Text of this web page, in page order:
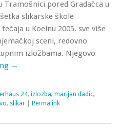
pored Gradačca u
slikarske škole
u Koelnu 2005. sve više
sceni, redovno
izložbama. Njegovo
→
24, izlozba, marijan dadic,
, slikar Permalink